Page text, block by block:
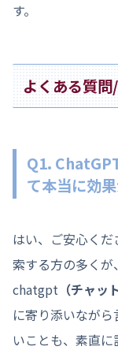
す。
よくある質
Q1.
て本当に効
はい、ご安心く
索する方の多くが
chatgpt （チャッ
に寄り添いなが
いことも、素直に